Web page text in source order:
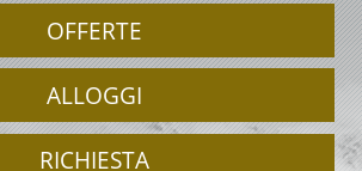
OFFERTE
ALLOGGI
RICHIESTA